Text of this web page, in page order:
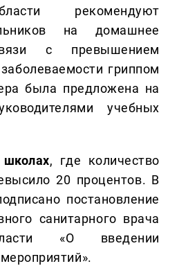
рекомендуют
на домашнее
с превышением
гриппом
была предложена на
учебных
, где количество
20 процентов. В
постановление
санитарного врача
«О введении